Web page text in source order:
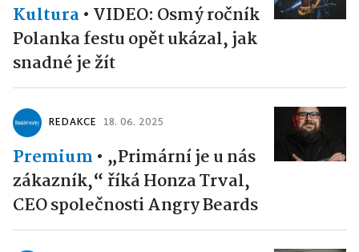
Kultura• VIDEO: Osmý ročník
Polanka festu opět ukázal, jak
snadné je žít
REDAKCE 18. 06. 2025
Premium • „Primární je u nás
zákazník,“ říká Honza Trval,
CEO společnosti Angry Beards